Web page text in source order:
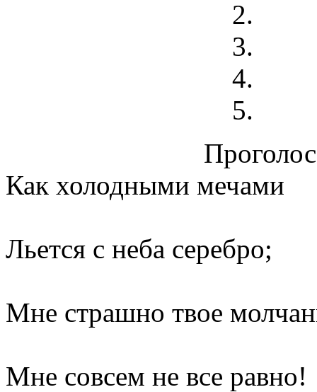
Как холодными мечами
Льется с неба серебро;
Мне страшно твое
Мне совсем не все равно!